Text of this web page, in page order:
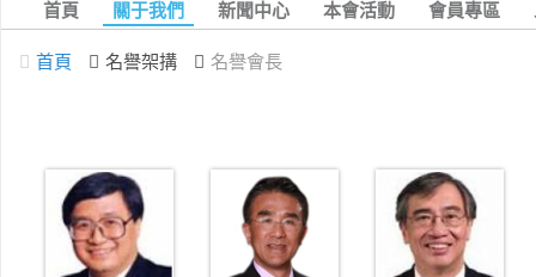
首頁 關于我們 新聞中心 本會活動 會員專區
首頁 名譽架搆 名譽會長